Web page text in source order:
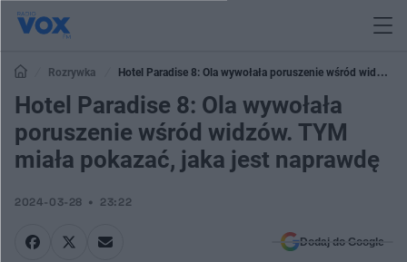
Rozrywka
Hotel Paradise 8: Ola wywołała poruszenie wśród widzów.
TYM miała pokazać, jaka jest naprawdę
Hotel Paradise 8: Ola wywołała
poruszenie wśród widzów. TYM
miała pokazać, jaka jest naprawdę
2024-03-28 23:22
Dodaj do Google